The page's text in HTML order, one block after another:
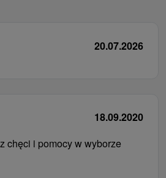
20.07.2026
18.09.2020
chęci i pomocy w wyborze